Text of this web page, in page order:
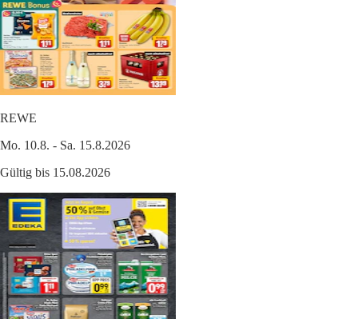
REWE
Mo. 10.8. - Sa. 15.8.2026
Gültig bis 15.08.2026